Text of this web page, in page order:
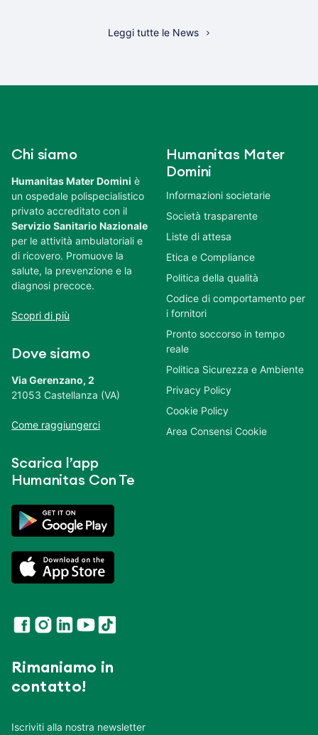
Leggi tutte le News
Chi siamo
Humanitas Mater Domini è
un ospedale polispecialistico
privato accreditato con il
Servizio Sanitario Nazionale
per le attività ambulatoriali e
di ricovero. Promuove la
salute, la prevenzione e la
diagnosi precoce.
Scopri di più
Dove siamo
Via Gerenzano, 2
21053 Castellanza (VA)
Come raggiungerci
Scarica l’app
Humanitas Con Te
Rimaniamo in
contatto!
Iscriviti alla nostra newsletter
Humanitas Mater
Domini
Informazioni societarie
Società trasparente
Liste di attesa
Etica e Compliance
Politica della qualità
Codice di comportamento per
i fornitori
Pronto soccorso in tempo
reale
Politica Sicurezza e Ambiente
Privacy Policy
Cookie Policy
Area Consensi Cookie